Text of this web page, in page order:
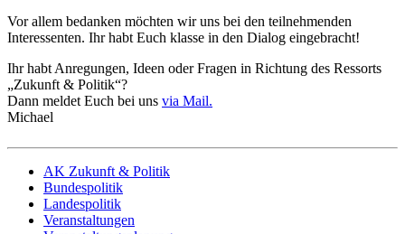
Vor allem bedanken möchten wir uns bei den teilnehmenden
Interessenten. Ihr habt Euch klasse in den Dialog eingebracht!
Ihr habt Anregungen, Ideen oder Fragen in Richtung des Ressorts
„Zukunft & Politik“?
Dann meldet Euch bei uns via Mail.
Michael
AK Zukunft & Politik
Bundespolitik
Landespolitik
Veranstaltungen